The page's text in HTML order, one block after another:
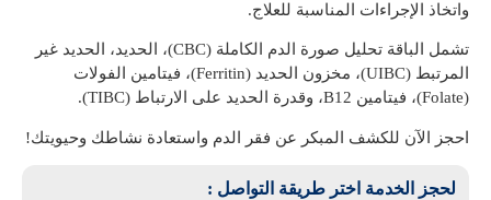
واتخاذ الإجراءات المناسبة للعلاج.
تشمل الباقة تحليل صورة الدم الكاملة (CBC)، الحديد، الحديد غير
المرتبط (UIBC)، مخزون الحديد (Ferritin)، فيتامين الفولات
(Folate)، فيتامين B12، وقدرة الحديد على الارتباط (TIBC).
احجز الآن للكشف المبكر عن فقر الدم واستعادة نشاطك وحيويتك!
لحجز الخدمة اختر طريقة التواصل :